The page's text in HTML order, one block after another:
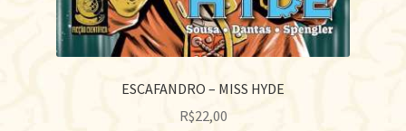
ESCAFANDRO – MISS HYDE
R$22,00